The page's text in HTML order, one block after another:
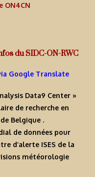
ON4CN
du SIDC-ON-RWC
Google Translate
Data9 Center »
de recherche en
Belgique .
de données pour
d’alerte ISES de la
météorologie